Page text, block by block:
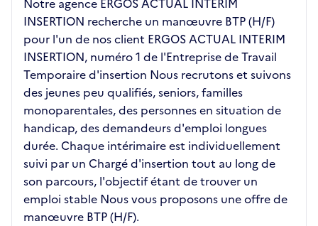
Notre agence ERGOS ACTUAL INTERIM
INSERTION recherche un manœuvre BTP (H/F)
pour l'un de nos client ERGOS ACTUAL INTERIM
INSERTION, numéro 1 de l'Entreprise de Travail
Temporaire d'insertion Nous recrutons et suivons
des jeunes peu qualifiés, seniors, familles
monoparentales, des personnes en situation de
handicap, des demandeurs d'emploi longues
durée. Chaque intérimaire est individuellement
suivi par un Chargé d'insertion tout au long de
son parcours, l'objectif étant de trouver un
emploi stable Nous vous proposons une offre de
manœuvre BTP (H/F).